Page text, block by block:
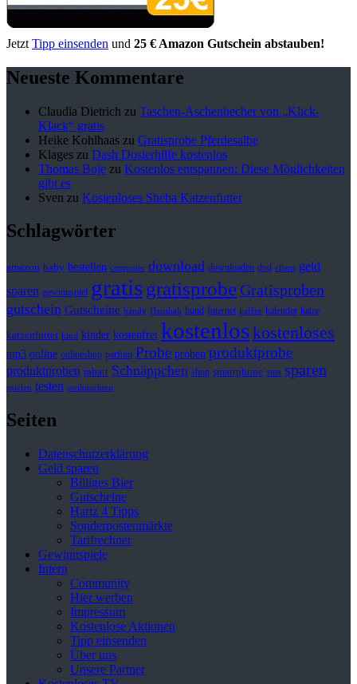
Jetzt Tipp einsenden und 25 € Amazon Gutschein abstauben!
Neueste Kommentare
Claudia Dietrich zu Taschen-Aschenbecher von „Klick-
Klack“ gratis
Heike Kohlhaas zu Gratisprobe Pferdesalbe
Klages zu Dash Dosierhilfe kostenlos
Thomas Boje zu Kostenlos entspannen: Diese Möglichkeiten
gibt es
Sven zu Kostenloses Sheba Katzenfutter
Schlagwörter
amazon baby bestellen computer download downloaden dvd eltern geld
sparen gewinnspiel gratisgratisprobeGratisproben
gutschein Gutscheine handy Haushalt hund Internet kaffee kalender katze
katzenfutter kind kinder kostenfrei kostenloskostenloses
mp3 online onlineshop parfum Probe proben produktprobe
produktproben rabatt Schnäppchen shop smartphone sms sparen
spielen testen weihnachten
Seiten
Datenschutzerklärung
Geld sparen
Billiges Bier
Gutscheine
Hartz 4 Tipps
Sonderpostenmärkte
Tarifrechner
Gewinnspiele
Intern
Community
Hier werben
Impressum
Kostenlose Aktionen
Tipp einsenden
Über uns
Unsere Partner